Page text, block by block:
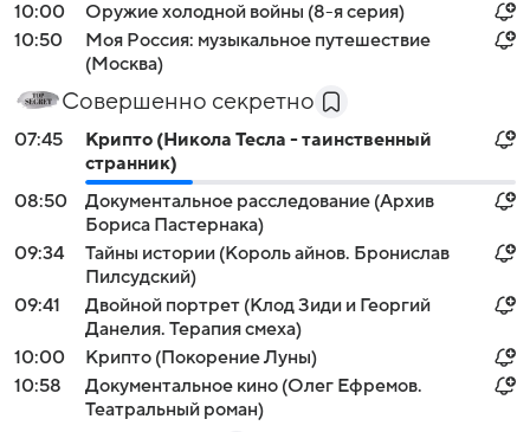
10:00
Оружие холодной войны (8-я серия)
10:50
Моя Россия: музыкальное путешествие
(Москва)
Совершенно секретно
07:45
Крипто (Никола Тесла - таинственный
странник)
08:50
Документальное расследование (Архив
Бориса Пастернака)
09:34
Тайны истории (Король айнов. Бронислав
Пилсудский)
09:41
Двойной портрет (Клод Зиди и Георгий
Данелия. Терапия смеха)
10:00
Крипто (Покорение Луны)
10:58
Документальное кино (Олег Ефремов.
Театральный роман)